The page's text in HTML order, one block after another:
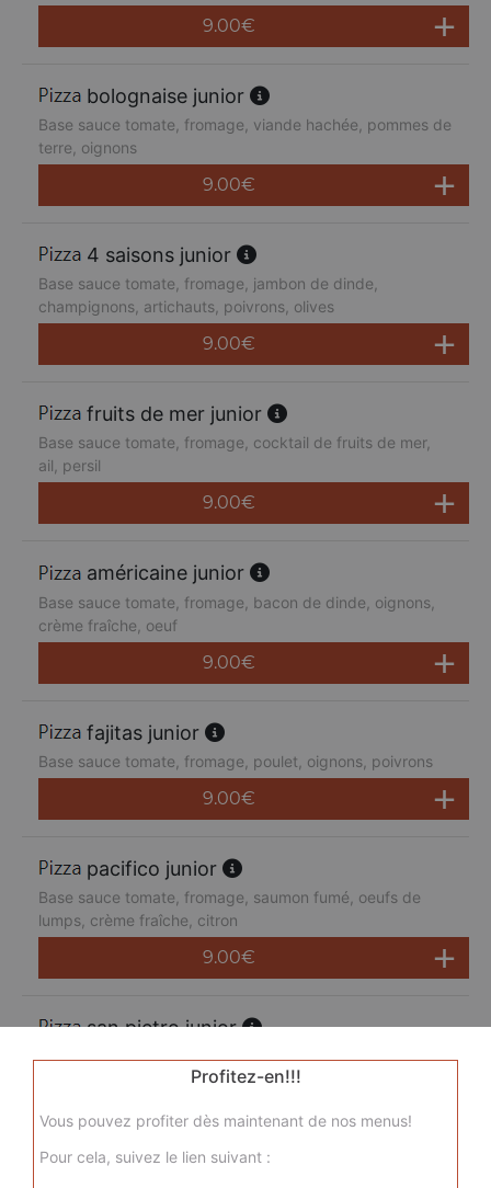
9.00€
bolognaise junior
Base sauce tomate, fromage, viande hachée, pommes de
terre, oignons
9.00€
4 saisons junior
Base sauce tomate, fromage, jambon de dinde,
champignons, artichauts, poivrons, olives
9.00€
fruits de mer junior
Base sauce tomate, fromage, cocktail de fruits de mer,
ail, persil
9.00€
américaine junior
Base sauce tomate, fromage, bacon de dinde, oignons,
crème fraîche, oeuf
9.00€
fajitas junior
Base sauce tomate, fromage, poulet, oignons, poivrons
9.00€
pacifico junior
Base sauce tomate, fromage, saumon fumé, oeufs de
lumps, crème fraîche, citron
9.00€
san pietro junior
Base sauce tomate, fromage, chorizo, jambon de dinde,
merguez, champignons
9.00€
Profitez-en!!!
Vous pouvez profiter dès maintenant de nos menus!
Pour cela, suivez le lien suivant :